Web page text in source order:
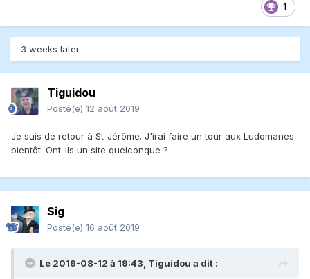
1
3 weeks later...
Tiguidou
Posté(e) 12 août 2019
Je suis de retour à St-Jérôme. J'irai faire un tour aux Ludomanes
bientôt. Ont-ils un site quelconque ?
Sig
Posté(e) 16 août 2019
Le 2019-08-12 à 19:43, Tiguidou a dit :